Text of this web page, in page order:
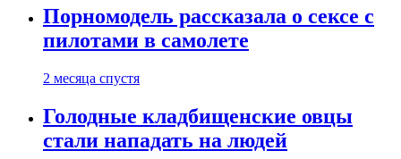
Порномодель рассказала о сексе с
пилотами в самолете
2 месяца спустя
Голодные кладбищенские овцы
стали нападать на людей